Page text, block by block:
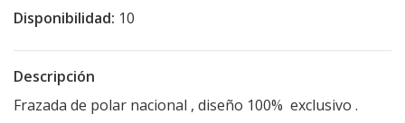
Disponibilidad: 10
Descripción
Frazada de polar nacional , diseño 100% exclusivo .